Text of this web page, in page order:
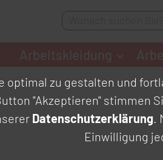
optimal zu gestalten und
"Akzeptieren" stimmen
Datenschutzerklärung.
Einwilligung